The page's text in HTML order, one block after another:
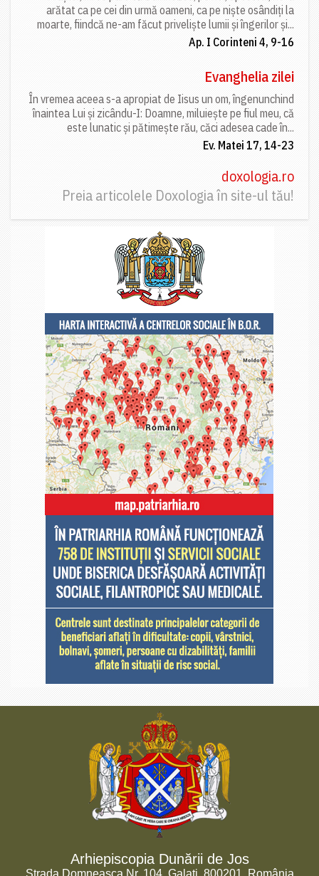
arătat ca pe cei din urmă oameni, ca pe niște osândiți la
moarte, fiindcă ne-am făcut priveliște lumii și îngerilor și...
Ap. I Corinteni 4, 9-16
Evanghelia zilei
În vremea aceea s-a apropiat de Iisus un om, îngenunchind
înaintea Lui și zicându-I: Doamne, miluiește pe fiul meu, că
este lunatic și pătimește rău, căci adesea cade în...
Ev. Matei 17, 14-23
doxologia.ro
Preia articolele Doxologia în site-ul tău!
Arhiepiscopia Dunării de Jos